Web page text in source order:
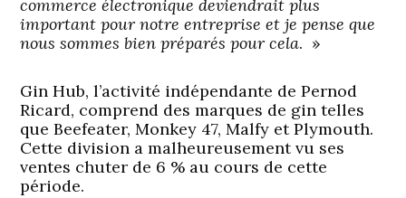
commerce électronique deviendrait plus
important pour notre entreprise et je pense que
nous sommes bien préparés pour cela. »
Gin Hub, l’activité indépendante de Pernod
Ricard, comprend des marques de gin telles
que Beefeater, Monkey 47, Malfy et Plymouth.
Cette division a malheureusement vu ses
ventes chuter de 6 % au cours de cette
période.